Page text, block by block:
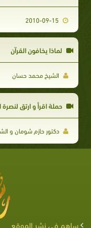
لماذا يخافون القرآن
الشيخ محمد حسان
حملة اقرأ و ارتق لنصرة
دكتور حازم شومان و
ساهم في نشر الموقع